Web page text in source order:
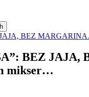
BEZ JAJA,
mikser…